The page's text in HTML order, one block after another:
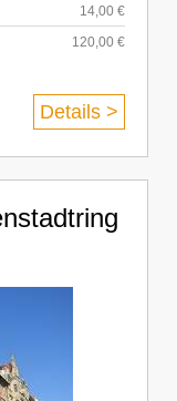
14,00 €
120,00 €
Details >